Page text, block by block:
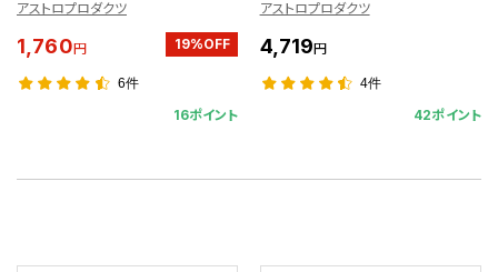
アストロプロダクツ
1,760円 19%OFF
6件
16ポイント
アストロプロダクツ
4,719円
4件
42ポイント